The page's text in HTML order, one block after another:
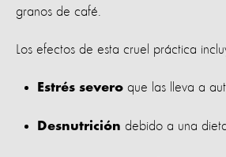
granos de café.
Los efectos de esta cruel práctica
Estrés severo que las lleva a
Desnutrición debido a una